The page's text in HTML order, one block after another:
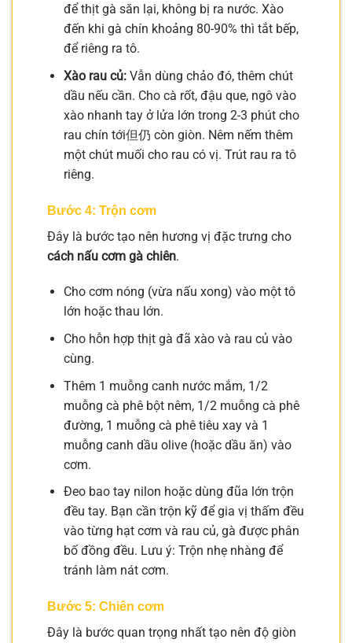
để thịt gà săn lại, không bị ra nước. Xào
đến khi gà chín khoảng 80-90% thì tắt bếp,
để riêng ra tô.
Xào rau củ:Vẫn dùng chảo đó, thêm chút
dầu nếu cần. Cho cà rốt, đậu que, ngô vào
xào nhanh tay ở lửa lớn trong 2-3 phút cho
rau chín tới但仍 còn giòn. Nêm nếm thêm
một chút muối cho rau có vị. Trút rau ra tô
riêng.
Bước 4: Trộn cơm
Đây là bước tạo nên hương vị đặc trưng cho
cách nấu cơm gà chiên.
Cho cơm nóng (vừa nấu xong) vào một tô
lớn hoặc thau lớn.
Cho hỗn hợp thịt gà đã xào và rau củ vào
cùng.
Thêm 1 muỗng canh nước mắm, 1/2
muỗng cà phê bột nêm, 1/2 muỗng cà phê
đường, 1 muỗng cà phê tiêu xay và 1
muỗng canh dầu olive (hoặc dầu ăn) vào
cơm.
Đeo bao tay nilon hoặc dùng đũa lớn trộn
đều tay. Bạn cần trộn kỹ để gia vị thấm đều
vào từng hạt cơm và rau củ, gà được phân
bố đồng đều. Lưu ý: Trộn nhẹ nhàng để
tránh làm nát cơm.
Bước 5: Chiên cơm
Đây là bước quan trọng nhất tạo nên độ giòn